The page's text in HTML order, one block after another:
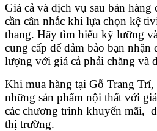
Giá cả và dịch vụ sau bán
cần cân nhắc khi lựa chọn kệ
thang. Hãy tìm hiểu kỹ lưỡng
cung cấp để đảm bảo bạn nhận
lượng với giá cả phải chăng và
Khi mua hàng tại Gỗ Trang Trí,
những sản phẩm nội thất với
các chương trình khuyến mãi,
thị trường.